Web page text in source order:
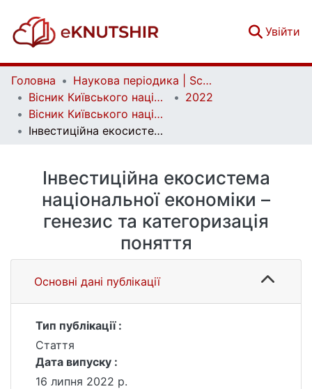
Увійти
Головна
Наукова періодика | Scientific periodicals
Вісник Київського національного університету імені Тараса Шевченка. Економіка | Bulletin of Taras Shevchenko National University of Kyiv. Economics
2022
Вісник Київського національного університету імені Тараса Шевченка. Економіка. Випуск 2 (219)
Інвестиційна екосистема національної економіки – генезис та категоризація поняття
Інвестиційна екосистема
національної економіки –
генезис та категоризація
поняття
Основні дані публікації
Тип публікації :
Стаття
Дата випуску :
16 липня 2022 р.